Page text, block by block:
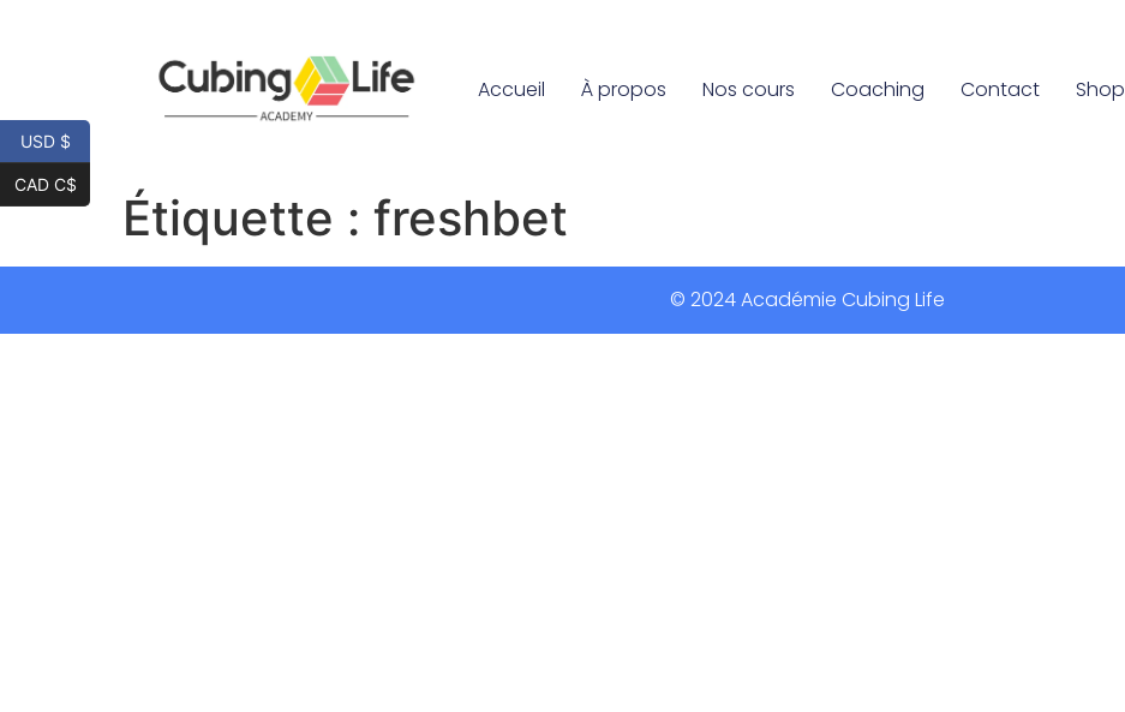
Accueil À propos Nos cours Coaching Contact Shop
Étiquette : freshbet
© 2024 Académie Cubing Life
USD $
CAD C$